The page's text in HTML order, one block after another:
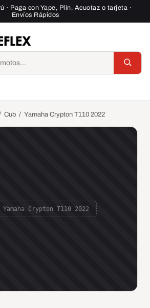
· Paga con Yape, Plin, Acuotaz o tarjeta ·
Envíos Rápidos
Cub / Yamaha Crypton T110 2022
Crypton T110 2022